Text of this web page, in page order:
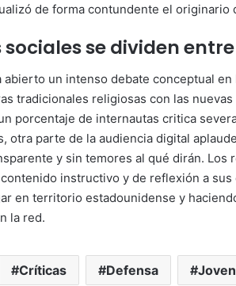
de forma contundente el originario
sociales se dividen
abierto un intenso debate conceptual
tradicionales religiosas con las
porcentaje de internautas critica
otra parte de la audiencia digital
y sin temores al qué dirán. Los
instructivo y de reflexión a
en territorio estadounidense y
la red.
Críticas Defensa Joven